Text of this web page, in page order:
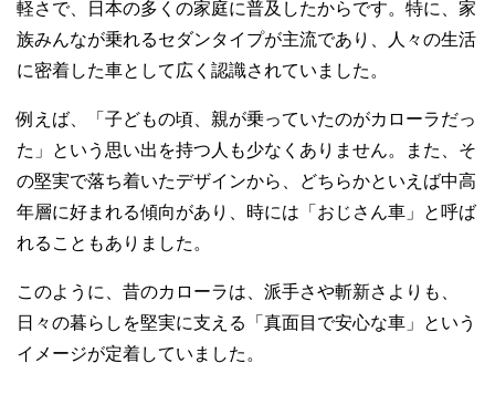
軽さで、日本の多くの家庭に普及したからです。特に、家
族みんなが乗れるセダンタイプが主流であり、人々の生活
に密着した車として広く認識されていました。
例えば、「子どもの頃、親が乗っていたのがカローラだっ
た」という思い出を持つ人も少なくありません。また、そ
の堅実で落ち着いたデザインから、どちらかといえば中高
年層に好まれる傾向があり、時には「おじさん車」と呼ば
れることもありました。
このように、昔のカローラは、派手さや斬新さよりも、
日々の暮らしを堅実に支える「真面目で安心な車」という
イメージが定着していました。